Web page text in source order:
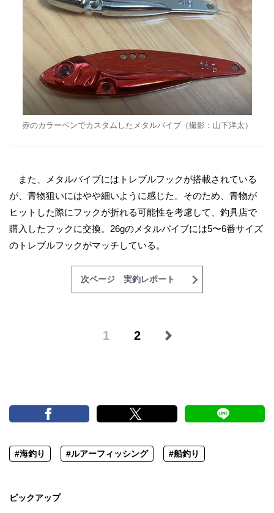
赤のカラーペンでカスタムしたメタルバイブ（撮影：山下洋太）
また、メタルバイブにはトレブルフックが搭載されている
が、青物狙いにはやや細いように感じた。そのため、青物が
ヒットした際にフックが折れる可能性を考慮して、釣具店で
購入したフックに交換。26gのメタルバイブには5〜6番サイズ
のトレブルフックがマッチしている。
次ページ 実釣レポート
1 2
#海釣り #ルアーフィッシング #船釣り
ピックアップ